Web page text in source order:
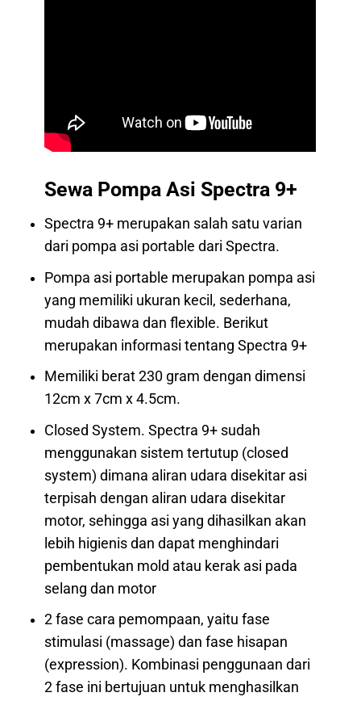
Sewa Pompa Asi Spectra 9+
Spectra 9+ merupakan salah satu varian
dari pompa asi portable dari Spectra.
Pompa asi portable merupakan pompa asi
yang memiliki ukuran kecil, sederhana,
mudah dibawa dan flexible. Berikut
merupakan informasi tentang Spectra 9+
Memiliki berat 230 gram dengan dimensi
12cm x 7cm x 4.5cm.
Closed System. Spectra 9+ sudah
menggunakan sistem tertutup (closed
system) dimana aliran udara disekitar asi
terpisah dengan aliran udara disekitar
motor, sehingga asi yang dihasilkan akan
lebih higienis dan dapat menghindari
pembentukan mold atau kerak asi pada
selang dan motor
2 fase cara pemompaan, yaitu fase
stimulasi (massage) dan fase hisapan
(expression). Kombinasi penggunaan dari
2 fase ini bertujuan untuk menghasilkan